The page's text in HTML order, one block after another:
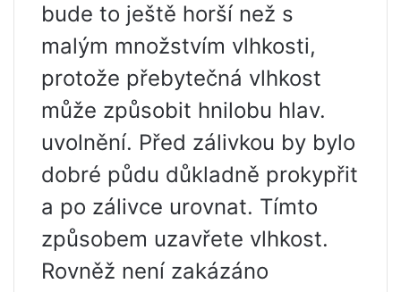
bude to ještě horší než s
malým množstvím vlhkosti,
protože přebytečná vlhkost
může způsobit hnilobu hlav.
uvolnění. Před zálivkou by bylo
dobré půdu důkladně prokypřit
a po zálivce urovnat. Tímto
způsobem uzavřete vlhkost.
Rovněž není zakázáno